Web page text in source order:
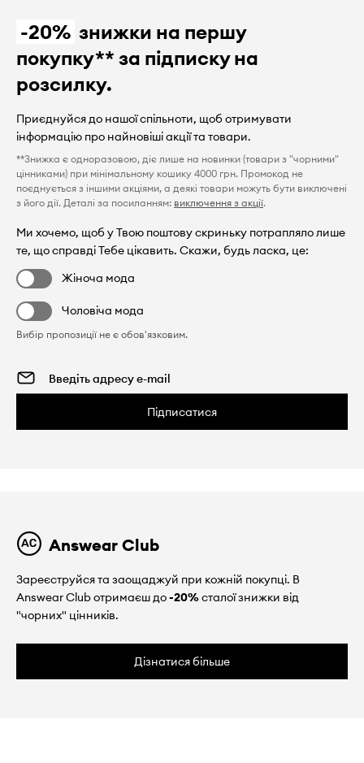
-20% знижки на першу
покупку** за підписку на
розсилку.
Приєднуйся до нашої спільноти, щоб отримувати
інформацію про найновіші акції та товари.
**Знижка є одноразовою, діє лише на новинки (товари з "чорними"
цінниками) при мінімальному кошику 4000 грн. Промокод не
поєднується з іншими акціями, а деякі товари можуть бути виключені
з його дії. Деталі за посиланням: виключення з акції.
Ми хочемо, щоб у Твою поштову скриньку потрапляло лише
те, що справді Тебе цікавить. Скажи, будь ласка, це:
Жіноча мода
Чоловіча мода
Вибір пропозиції не є обов'язковим.
Підписатися
Answear Club
Зареєструйся та заощаджуй при кожній покупці. В
Answear Club отримаєш до-20%сталої знижки від
"чорних" цінників.
Дізнатися більше